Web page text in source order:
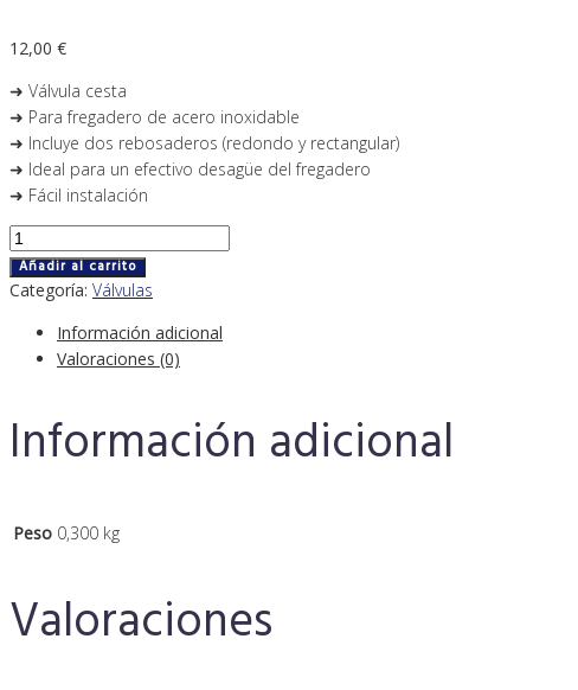
12,00 €
➜ Válvula cesta
➜ Para fregadero de acero inoxidable
➜ Incluye dos rebosaderos (redondo y rectangular)
➜ Ideal para un efectivo desagüe del fregadero
➜ Fácil instalación
Válvula
cesta
con
/dos
rebosaderos
Añadir al carrito
Categoría: Válvulas
Información adicional
Valoraciones (0)
Información adicional
Peso 0,300 kg
Valoraciones